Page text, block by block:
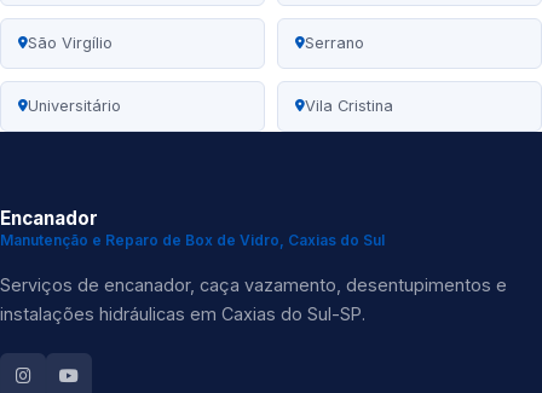
São Virgílio Serrano
Universitário Vila Cristina
Encanador
Manutenção e Reparo de Box de Vidro, Caxias do Sul
Serviços de encanador, caça vazamento, desentupimentos e
instalações hidráulicas em Caxias do Sul-SP.